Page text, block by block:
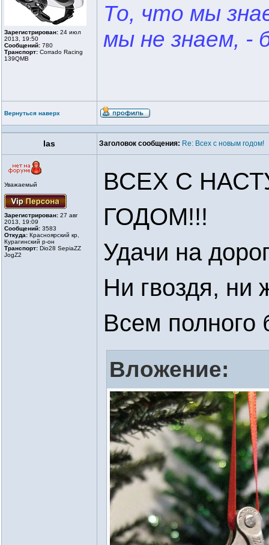
Зарегистрирован: 24 июл
2013, 19:50
Сообщений: 780
Транспорт: Corrado Racing
139QMB
То, что мы
мы не знаем, -
Вернуться наверх
las Заголовок сообщения: Re: Всех с новым годом!
Уважаемый
Зарегистрирован: 27 авг
2013, 19:09
Сообщений: 3583
Откуда: Красноярский кр,
Курагинский р-он
Транспорт: Dio28 SepiaZZ
JogZ2
ВСЕХ С
ГОДОМ!!!
Удачи на
Ни гвоздя, ни
Всем полного
Вложение: